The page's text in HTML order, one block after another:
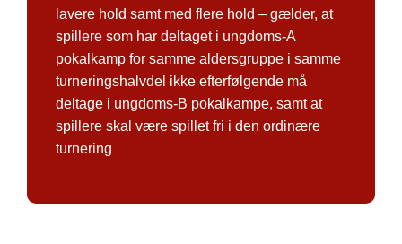
lavere hold samt med flere hold – gælder, at
spillere som har deltaget i ungdoms-A
pokalkamp for samme aldersgruppe i samme
turneringshalvdel ikke efterfølgende må
deltage i ungdoms-B pokalkampe, samt at
spillere skal være spillet fri i den ordinære
turnering